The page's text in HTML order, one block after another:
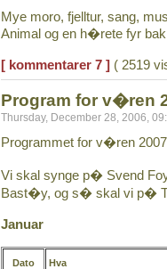
Mye moro, fjelltur, sang,
Animal og en h�rete fyr
[ kommentarer 7 ] ( 2519
Program for v�ren
Thursday, December 28, 2006,
Programmet for v�ren
Vi skal synge p� Svend
Bast�y, og s� skal vi p�
Januar
Dato Hva